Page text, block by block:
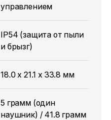
управлением
IP54 (защита от пыли
и брызг)
18.0 x 21.1 x 33.8 мм
5 грамм (один
наушник) / 41.8 грамм